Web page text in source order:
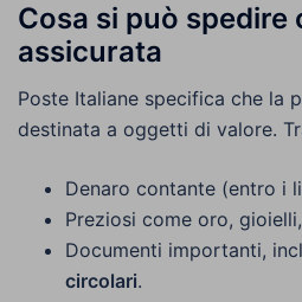
Cosa si può spedire
assicurata
Poste Italiane specifica che la
destinata a oggetti di valore.
Denaro contante (entro i
Preziosi come oro,
Documenti importanti,
circolari.